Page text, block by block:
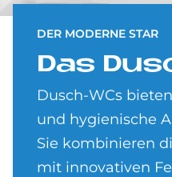
DER MODERNE STAR
Das
Dusch-WCs
und hygienische
Sie kombinieren
mit innovativen